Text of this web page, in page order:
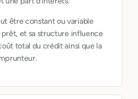
être constant ou variable
et sa structure influence
total du crédit ainsi que la